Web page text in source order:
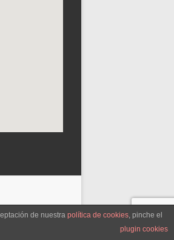
de nuestra política de cookies, pinche el
plugin cookies